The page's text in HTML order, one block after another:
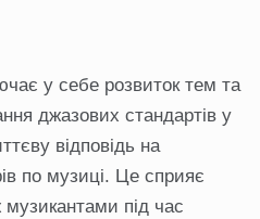
у себе розвиток тем та
джазових стандартів у
відповідь на
по музиці. Це сприяє
музикантами під час